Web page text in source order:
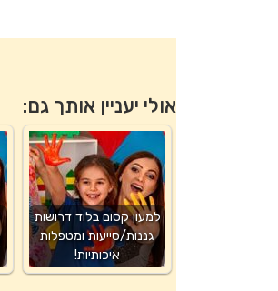
אולי יעניין אותך גם:
למעון קסום בלוד דרושות
גננות/סייעות ומטפלות
איכותיות!